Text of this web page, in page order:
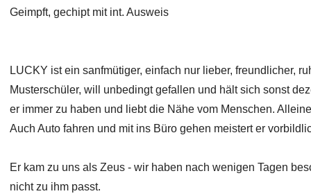
Geimpft, gechipt mit int. Ausweis
LUCKY ist ein sanfmütiger, einfach nur lieber, freundlicher,
Musterschüler, will unbedingt gefallen und hält sich sonst
er immer zu haben und liebt die Nähe vom Menschen.
Auch Auto fahren und mit ins Büro gehen meistert er
Er kam zu uns als Zeus - wir haben nach wenigen Tagen
nicht zu ihm passt.